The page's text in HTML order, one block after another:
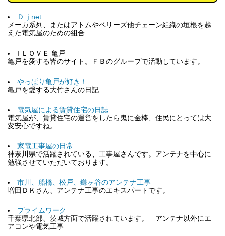
Ｄｊnet
メーカ系列、またはアトムやベリーズ他チェーン組織の垣根を越
えた電気屋のための組合
I ＬＯＶＥ 亀戸
亀戸を愛する皆のサイト。ＦＢのグループで活動しています。
やっぱり亀戸が好き！
亀戸を愛する大竹さんの日記
電気屋による賃貸住宅の日誌
電気屋が、賃貸住宅の運営をしたら鬼に金棒、住民にとっては大
変安心ですね。
家電工事屋の日常
神奈川県で活躍されている、工事屋さんです。アンテナを中心に
勉強させていただいております。
市川、船橋、松戸、鎌ヶ谷のアンテナ工事
増田ＤＫさん、アンテナ工事のエキスパートです。
プライムワーク
千葉県北部、茨城方面で活躍されています。 アンテナ以外にエ
アコンや電気工事